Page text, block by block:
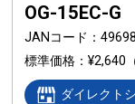
OG-15EC-G
JANコード
標準価格
¥2,640
ダイレクト